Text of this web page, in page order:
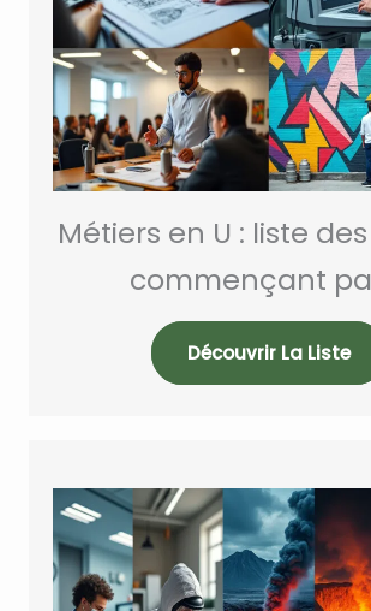
Métiers en U : liste
commençant
Découvrir La Liste